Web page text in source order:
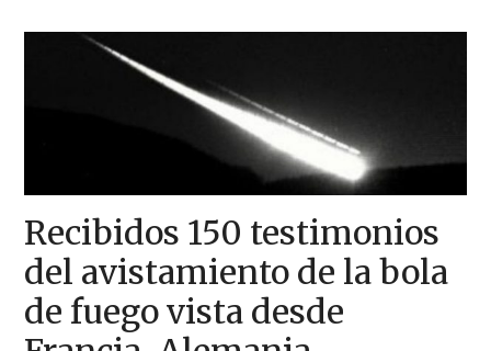
Recibidos 150 testimonios
del avistamiento de la bola
de fuego vista desde